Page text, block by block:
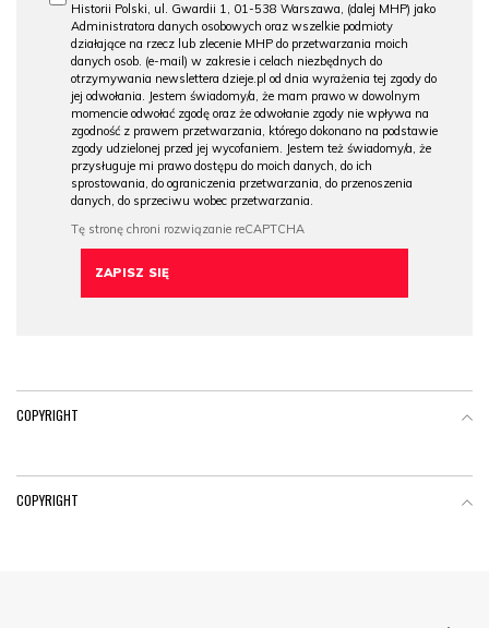
Historii Polski, ul. Gwardii 1, 01-538 Warszawa, (dalej MHP) jako
Administratora danych osobowych oraz wszelkie podmioty
działające na rzecz lub zlecenie MHP do przetwarzania moich
danych osob. (e-mail) w zakresie i celach niezbędnych do
otrzymywania newslettera dzieje.pl od dnia wyrażenia tej zgody do
jej odwołania. Jestem świadomy/a, że mam prawo w dowolnym
momencie odwołać zgodę oraz że odwołanie zgody nie wpływa na
zgodność z prawem przetwarzania, którego dokonano na podstawie
zgody udzielonej przed jej wycofaniem. Jestem też świadomy/a, że
przysługuje mi prawo dostępu do moich danych, do ich
sprostowania, do ograniczenia przetwarzania, do przenoszenia
danych, do sprzeciwu wobec przetwarzania.
COPYRIGHT
COPYRIGHT